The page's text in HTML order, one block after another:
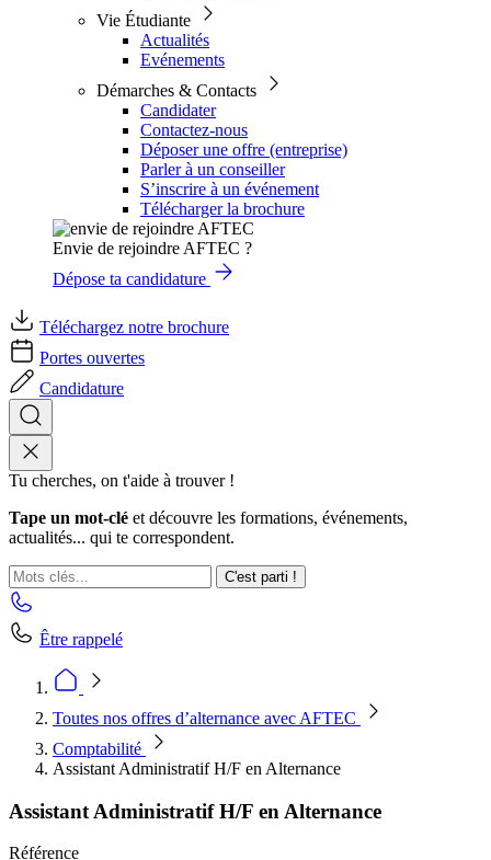
Vie Étudiante
Actualités
Evénements
Démarches & Contacts
Candidater
Contactez-nous
Déposer une offre (entreprise)
Parler à un conseiller
S’inscrire à un événement
Télécharger la brochure
Envie de rejoindre AFTEC ?
Dépose ta candidature
Téléchargez notre brochure
Portes ouvertes
Candidature
Tu cherches, on t'aide à trouver !
Tape un mot-clé et découvre les formations, événements,
actualités... qui te correspondent.
C'est parti !
Être rappelé
Toutes nos offres d’alternance avec AFTEC
Comptabilité
Assistant Administratif H/F en Alternance
Assistant Administratif H/F en Alternance
Référence